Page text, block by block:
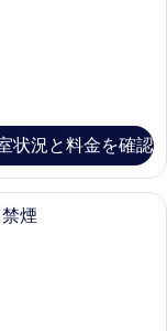
状況と料金を確認
ブ ルーム ダブルベッ
煙